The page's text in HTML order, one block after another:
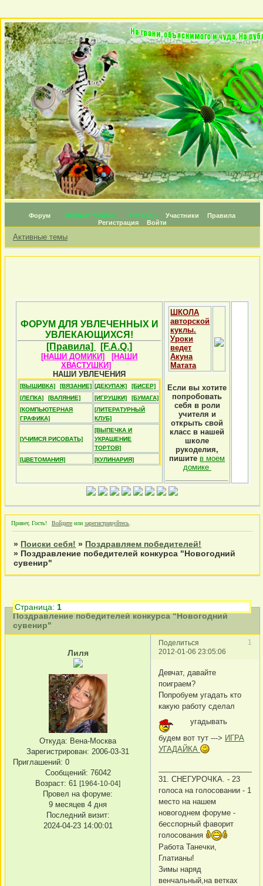
Форум Личные топики Награды Участники
Правила
Регистрация
Войти
Активные темы
ФОРУМ ДЛЯ УВЛЕЧЕННЫХ И
УВЛЕКАЮЩИХСЯ!
[Правила]
[F.A.Q.]
[НАШИ ДОМИКИ]
[НАШИ
ХВАСТУШКИ]
НАШИ УВЛЕЧЕНИЯ
[ВЫШИВКА] [ВЯЗАНИЕ] [ДЕКУПАЖ]
[БИСЕР]
[ЛЕПКА]
[ВАЛЯНИЕ] [ИГРУШКИ]
[БУМАГА]
[КОМПЬЮТЕРНАЯ
ГРАФИКА]
[ЛИТЕРАТУРНЫЙ
КЛУБ]
[УЧИМСЯ РИСОВАТЬ]
[ВЫПЕЧКА И
УКРАШЕНИЕ
ТОРТОВ]
[ЦВЕТОМАНИЯ]
[КУЛИНАРИЯ]
ШКОЛА
авторской
куклы.
Уроки
ведет
Акуна
Матата
Если вы хотите
попробовать
себя в роли
учителя и
открыть свой
класс в нашей
школе
рукоделия,
пишите в моем
домике
Привет, Гость! Войдите или зарегистрируйтесь
» Поиски себя! » Поздравляем победителей!
» Поздравление победителей конкурса "Новогодний
сувенир"
Поздравление победителей конкурса "Новогодний
сувенир"
Страница: 1
Поделиться
1
2012-01-06 23:05:06
Лиля
Откуда: Вена-Москва
Зарегистрирован: 2006-03-31
Приглашений: 0
Сообщений: 76042
Возраст: 61 [1964-10-04]
Провел на форуме:
9 месяцев 4 дня
Последний визит:
2024-04-23 14:00:01
Девчат, давайте
поиграем?
Попробуем угадать кто
какую работу сделал
угадывать
будем вот тут ---> ИГРА
УГАДАЙКА
31. СНЕГУРОЧКА. - 23
голоса на голосовании - 1
место на нашем
новогоднем форуме -
бесспорный фаворит
голосования
Работа Танечки,
Глатианы!
Зимы наряд
венчальный,на ветках